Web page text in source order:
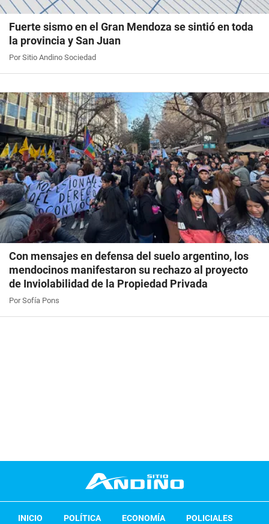
Fuerte sismo en el Gran Mendoza se sintió en toda
la provincia y San Juan
Por Sitio Andino Sociedad
Con mensajes en defensa del suelo argentino, los
mendocinos manifestaron su rechazo al proyecto
de Inviolabilidad de la Propiedad Privada
Por Sofía Pons
INICIO POLÍTICA ECONOMÍA POLICIALES